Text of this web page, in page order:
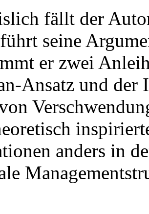
fällt der
seine
er zwei
Ansatz und
anders in